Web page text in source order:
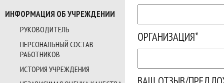
ИНФОРМАЦИЯ ОБ УЧРЕЖДЕНИИ
РУКОВОДИТЕЛЬ
ПЕРСОНАЛЬНЫЙ СОСТАВ
РАБОТНИКОВ
ИСТОРИЯ УЧРЕЖДЕНИЯ
ОРГАНИЗАЦИЯ*